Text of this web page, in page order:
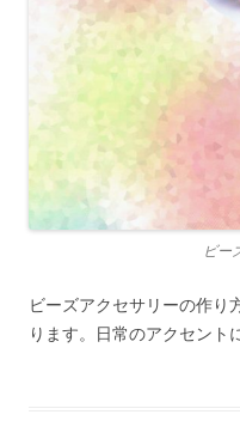
ビー
ビーズアクセサリーの作り
ります。日常のアクセント